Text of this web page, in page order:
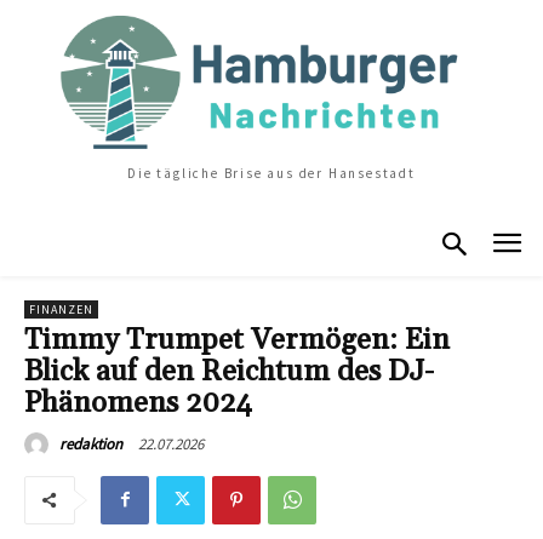
Die tägliche Brise aus der Hansestadt
FINANZEN
Timmy Trumpet Vermögen: Ein
Blick auf den Reichtum des DJ-
Phänomens 2024
redaktion 22.07.2026